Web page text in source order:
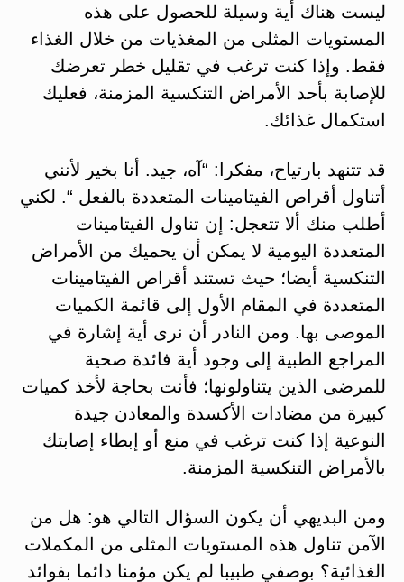
ليست هناك أية وسيلة للحصول على هذه
المستويات المثلى من المغذيات من خلال الغذاء
فقط. وإذا كنت ترغب في تقليل خطر تعرضك
للإصابة بأحد الأمراض التنكسية المزمنة، فعليك
استكمال غذائك.
قد تتنهد بارتياح، مفكرا: “آه، جيد. أنا بخير لأنني
أتناول أقراص الفيتامينات المتعددة بالفعل “. لكني
أطلب منك ألا تتعجل: إن تناول الفيتامينات
المتعددة اليومية لا يمكن أن يحميك من الأمراض
التنكسية أيضا؛ حيث تستند أقراص الفيتامينات
المتعددة في المقام الأول إلى قائمة الكميات
الموصى بها. ومن النادر أن نرى أية إشارة في
المراجع الطبية إلى وجود أية فائدة صحية
للمرضى الذين يتناولونها؛ فأنت بحاجة لأخذ كميات
كبيرة من مضادات الأكسدة والمعادن جيدة
النوعية إذا كنت ترغب في منع أو إبطاء إصابتك
بالأمراض التنكسية المزمنة.
ومن البديهي أن يكون السؤال التالي هو: هل من
الآمن تناول هذه المستويات المثلى من المكملات
الغذائية؟ بوصفي طبيبا لم يكن مؤمنا دائما بفوائد